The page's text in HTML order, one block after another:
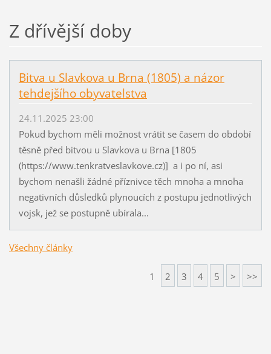
Z dřívější doby
Bitva u Slavkova u Brna (1805) a názor
tehdejšího obyvatelstva
24.11.2025 23:00
Pokud bychom měli možnost vrátit se časem do období
těsně před bitvou u Slavkova u Brna [1805
(https://www.tenkratveslavkove.cz)] a i po ní, asi
bychom nenašli žádné příznivce těch mnoha a mnoha
negativních důsledků plynoucích z postupu jednotlivých
vojsk, jež se postupně ubírala...
Všechny články
1 2 3 4 5 > >>